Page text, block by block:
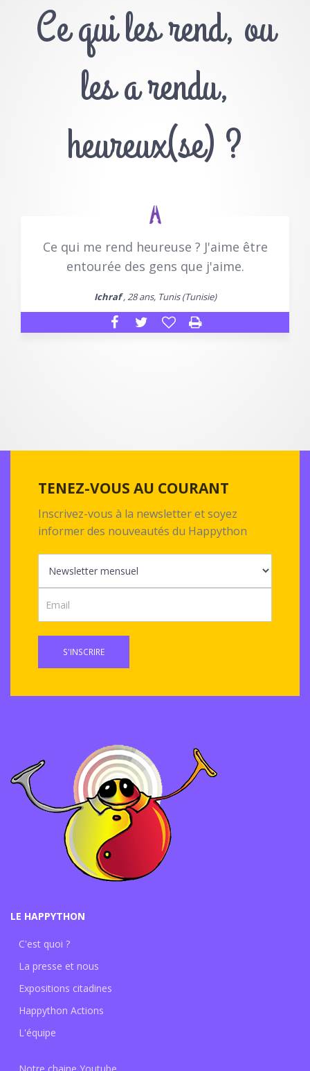
Ce qui les rend, ou
les a rendu,
heureux(se) ?
Ce qui me rend heureuse ? J'aime être
entourée des gens que j'aime.
Ichraf, 28 ans, Tunis (Tunisie)
TENEZ-VOUS AU COURANT
Inscrivez-vous à la newsletter et soyez
informer des nouveautés du Happython
S'INSCRIRE
LE HAPPYTHON
C'est quoi ?
La presse et nous
Expositions citadines
Happython Actions
L'équipe